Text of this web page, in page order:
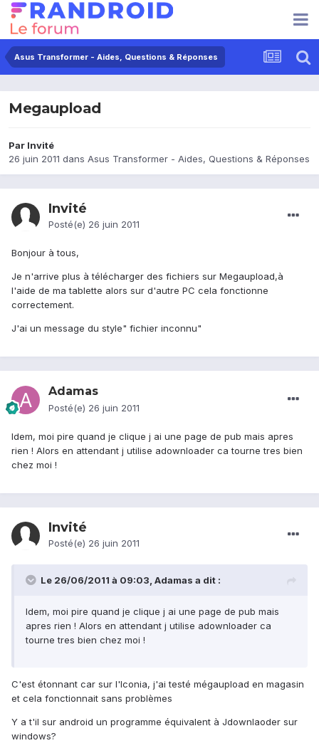
Asus Transformer - Aides, Questions & Réponses
Megaupload
Par Invité
26 juin 2011 dans Asus Transformer - Aides, Questions & Réponses
Invité
Posté(e) 26 juin 2011
Bonjour à tous,
Je n'arrive plus à télécharger des fichiers sur Megaupload,à
l'aide de ma tablette alors sur d'autre PC cela fonctionne
correctement.
J'ai un message du style" fichier inconnu"
Adamas
Posté(e) 26 juin 2011
Idem, moi pire quand je clique j ai une page de pub mais apres
rien ! Alors en attendant j utilise adownloader ca tourne tres bien
chez moi !
Invité
Posté(e) 26 juin 2011
Le 26/06/2011 à 09:03, Adamas a dit :
Idem, moi pire quand je clique j ai une page de pub mais
apres rien ! Alors en attendant j utilise adownloader ca
tourne tres bien chez moi !
C'est étonnant car sur l'Iconia, j'ai testé mégaupload en magasin
et cela fonctionnait sans problèmes
Y a t'il sur android un programme équivalent à Jdownlaoder sur
windows?